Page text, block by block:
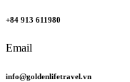
+84 913 611980
Email
info@goldenlifetravel.vn